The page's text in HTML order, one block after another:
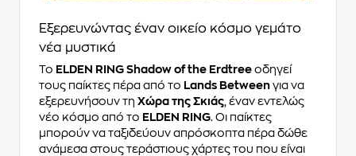
Εξερευνώντας έναν οικείο κόσμο γεμάτο
νέα μυστικά
Το ELDEN RING Shadow of the Erdtree οδηγεί
τους παίκτες πέρα από το Lands Between για να
εξερευνήσουν τη Χώρα της Σκιάς , έναν εντελώς
νέο κόσμο από το ELDEN RING. Οι παίκτες
μπορούν να ταξιδεύουν απρόσκοπτα πέρα δώθε
ανάμεσα στους τεράστιους χάρτες του που είναι